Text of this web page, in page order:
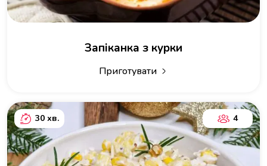
Запіканка з курки
Приготувати
30 хв. 4